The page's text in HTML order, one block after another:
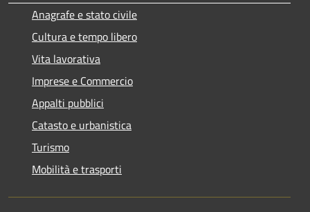
Anagrafe e stato civile
Cultura e tempo libero
Vita lavorativa
Imprese e Commercio
Appalti pubblici
Catasto e urbanistica
Turismo
Mobilità e trasporti